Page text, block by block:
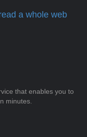
a whole web
that enables you to
minutes.